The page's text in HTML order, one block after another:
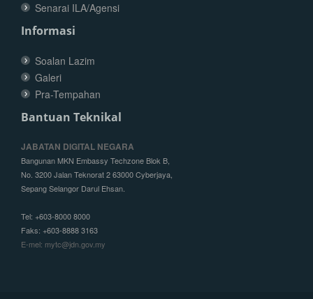
Senarai ILA/Agensi
Informasi
Soalan Lazim
Galeri
Pra-Tempahan
Bantuan Teknikal
JABATAN DIGITAL NEGARA
Bangunan MKN Embassy Techzone Blok B,
No. 3200 Jalan Teknorat 2 63000 Cyberjaya,
Sepang Selangor Darul Ehsan.
Tel: +603-8000 8000
Faks: +603-8888 3163
E-mel: mytc@jdn.gov.my